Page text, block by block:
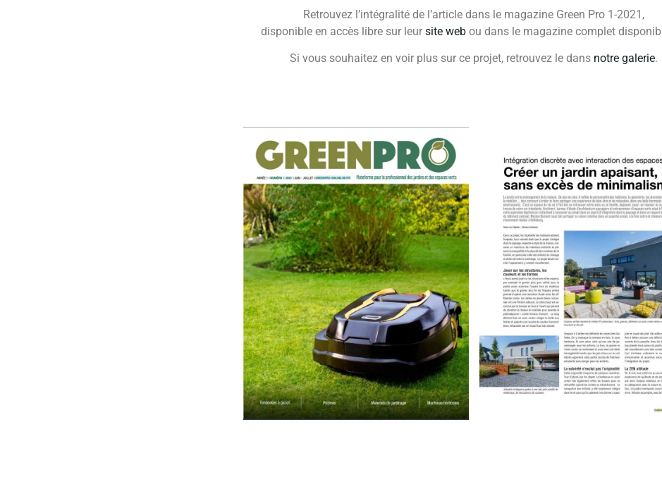
Retrouvez l’intégralité de l’article dans le magazine Green Pro 1-2021,
disponible en accès libre sur leur site web ou dans le magazine complet
Si vous souhaitez en voir plus sur ce projet, retrouvez le dans notre galerie.